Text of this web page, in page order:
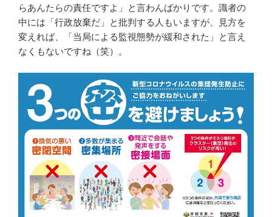
らあんたらの責任ですよ」と言わんばかりです。識者の
中には「行政放棄だ」と批判する人もいますが、見方を
変えれば、「当局による監視態勢が緩和された」と言え
なくもないですね（笑）。